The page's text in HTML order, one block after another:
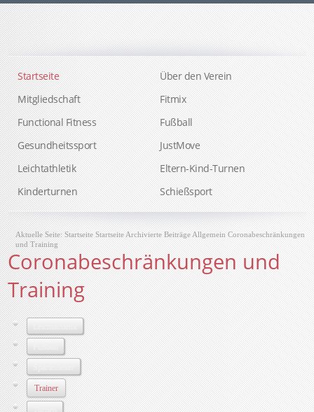
Startseite
Über den Verein
Mitgliedschaft
Fitmix
Functional Fitness
Fußball
Gesundheitssport
JustMove
Leichtathletik
Eltern-Kind-Turnen
Kinderturnen
Schießsport
Aktuelle Seite:Startseite Startseite Archivierte Beiträge Allgemein Coronabeschränkungen
und Training
Coronabeschränkungen und
Training
Trainer